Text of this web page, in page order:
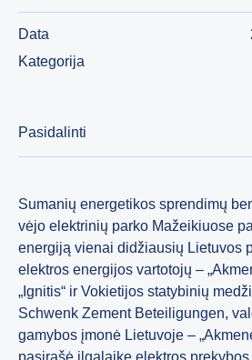
Data
Kategorija
Pasidalinti
Sumanių energetikos sprendimų
vėjo elektrinių parko Mažeikiuose
energiją vienai didžiausių Lietuvos
elektros energijos vartotojų –
„Ignitis“ ir Vokietijos statybinių
Schwenk Zement Beteiligungen,
gamybos įmonė Lietuvoje –
pasirašė ilgalaikę elektros